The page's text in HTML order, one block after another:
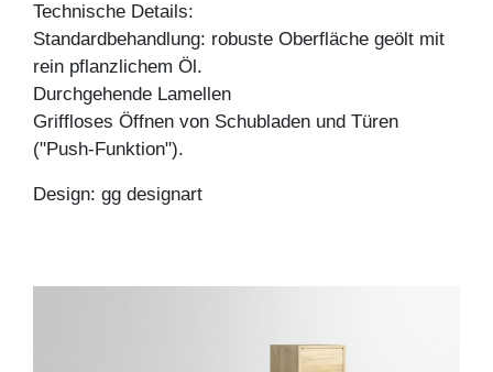
Technische Details:
Standardbehandlung: robuste Oberfläche geölt mit
rein pflanzlichem Öl.
Durchgehende Lamellen
Griffloses Öffnen von Schubladen und Türen
("Push-Funktion").
Design: gg designart